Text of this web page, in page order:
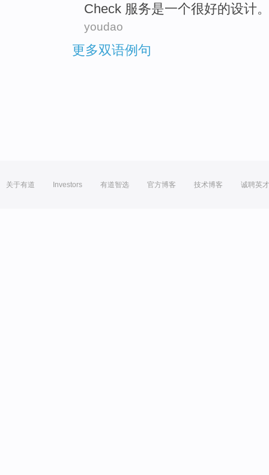
Check 服务是一个很好的设计
youdao
更多双语例句
关于有道 Investors 有道智选 官方博客 技术博客 诚聘英才